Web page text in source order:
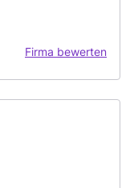
Firma bewerten